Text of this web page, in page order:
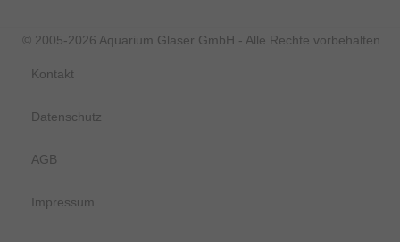
© 2005-2026 Aquarium Glaser GmbH - Alle Rechte vorbehalten.
Kontakt
Datenschutz
AGB
Impressum